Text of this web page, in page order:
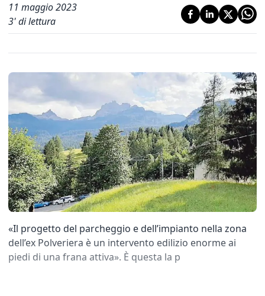
11 maggio 2023
3' di lettura
«Il progetto del parcheggio e dell’impianto nella zona
dell’ex Polveriera è un intervento edilizio enorme ai
piedi di una frana attiva». È questa la p